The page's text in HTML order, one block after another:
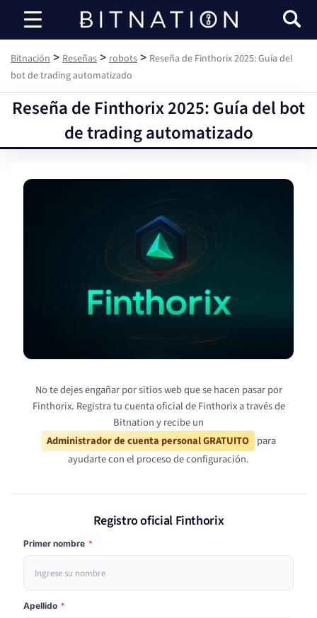
Bitnación
Bitnación > Reseñas > robots > Reseña de Finthorix 2025: Guía del
bot de trading automatizado
Reseña de Finthorix 2025: Guía del bot
de trading automatizado
No te dejes engañar por sitios web que se hacen pasar por
Finthorix. Registra tu cuenta oficial de Finthorix a través de
Bitnation y recibe un
Administrador de cuenta personal GRATUITO para
ayudarte con el proceso de configuración.
Registro oficial Finthorix
Primer nombre *
Apellido *